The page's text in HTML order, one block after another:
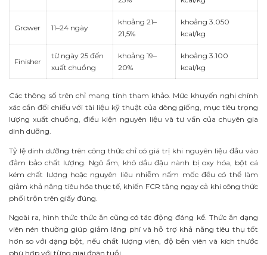
Grower 11–24 ngày
khoảng 21–
21,5%
khoảng 3.050
kcal/kg
Finisher
từ ngày 25 đến
xuất chuồng
khoảng 19–
20%
khoảng 3.100
kcal/kg
Các thông số trên chỉ mang tính tham khảo. Mức khuyến nghị chính
xác cần đối chiếu với tài liệu kỹ thuật của dòng giống, mục tiêu trọng
lượng xuất chuồng, điều kiện nguyên liệu và tư vấn của chuyên gia
dinh dưỡng.
Tỷ lệ dinh dưỡng trên công thức chỉ có giá trị khi nguyên liệu đầu vào
đảm bảo chất lượng. Ngô ẩm, khô dầu đậu nành bị oxy hóa, bột cá
kém chất lượng hoặc nguyên liệu nhiễm nấm mốc đều có thể làm
giảm khả năng tiêu hóa thực tế, khiến FCR tăng ngay cả khi công thức
phối trộn trên giấy đúng.
Ngoài ra, hình thức thức ăn cũng có tác động đáng kể. Thức ăn dạng
viên nén thường giúp giảm lãng phí và hỗ trợ khả năng tiêu thụ tốt
hơn so với dạng bột, nếu chất lượng viên, độ bền viên và kích thước
phù hợp với từng giai đoạn tuổi.